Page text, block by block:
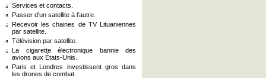
Services et contacts.
Passer d'un satellite à l'autre.
Recevoir les chaines de TV Lituaniennes
par satellite.
Télévision par satellite.
La cigarette électronique bannie des
avions aux États-Unis.
Paris et Londres investissent gros dans
les drones de combat .